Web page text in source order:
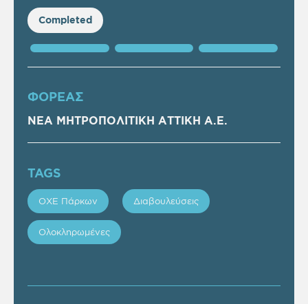
Completed
ΦΟΡΕΑΣ
ΝΕΑ ΜΗΤΡΟΠΟΛΙΤΙΚΗ ΑΤΤΙΚΗ Α.Ε.
TAGS
ΟΧΕ Πάρκων Διαβουλεύσεις
Ολοκληρωμένες